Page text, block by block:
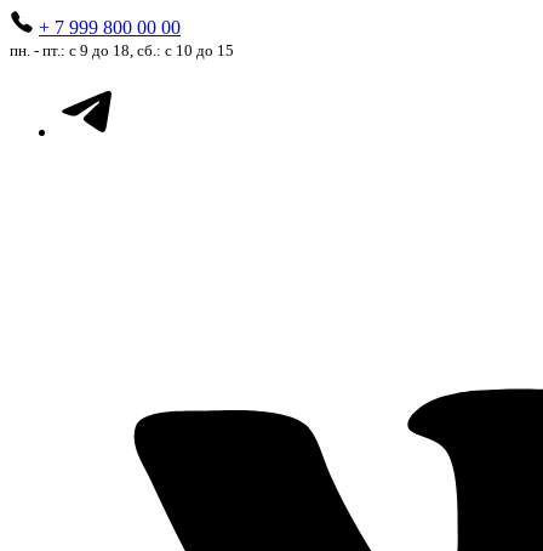
+ 7 999 800 00 00
пн. - пт.: с 9 до 18, сб.: с 10 до 15